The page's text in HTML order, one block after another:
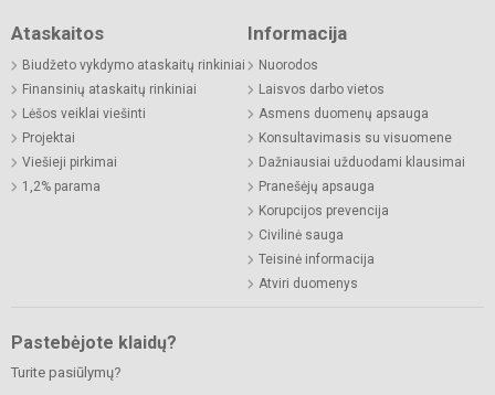
Ataskaitos
Biudžeto vykdymo ataskaitų rinkiniai
Finansinių ataskaitų rinkiniai
Lėšos veiklai viešinti
Projektai
Viešieji pirkimai
1,2% parama
Informacija
Nuorodos
Laisvos darbo vietos
Asmens duomenų apsauga
Konsultavimasis su visuomene
Dažniausiai užduodami klausimai
Pranešėjų apsauga
Korupcijos prevencija
Civilinė sauga
Teisinė informacija
Atviri duomenys
Pastebėjote klaidų?
Turite pasiūlymų?